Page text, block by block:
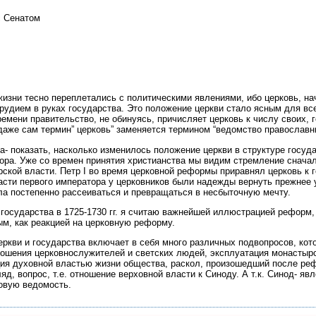
Сенатом
тесно переплетались с политическими явлениями, ибо церковь,
в руках государства. Это положение церкви стало ясным для
правительство, не обинуясь, причисляет церковь к числу
сам термин” церковь” заменяется термином “ведомство
показать, насколько изменилось положение церкви в структуре
Уже со времен принятия христианства мы видим стремление
власти. Петр I во время церковной реформы приравнял церковь
первого императора у церковников были надежды вернуть
постепенно рассеиваться и превращаться в несбыточную мечту.
в 1725-1730 гг. я считаю важнейшей иллюстрацией
как реакцией на церковную реформу.
и государства включает в себя много различных подвопросов,
церковнослужителей и светских людей, эксплуатация
духовной властью жизни общества, раскол, произошедший после
вопрос, т.е. отношение верховной власти к Синоду. А т.к. Синод-
ведомость.